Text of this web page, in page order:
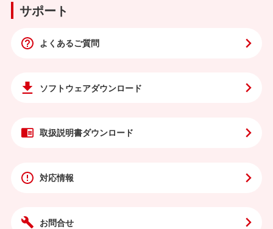
サポート
よくあるご質問
ソフトウェアダウンロード
取扱説明書ダウンロード
対応情報
お問合せ